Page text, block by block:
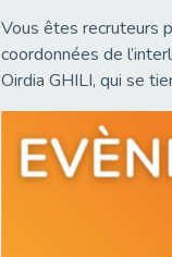
Vous êtes recruteurs
coordonnées de
Oirdia GHILI, qui se